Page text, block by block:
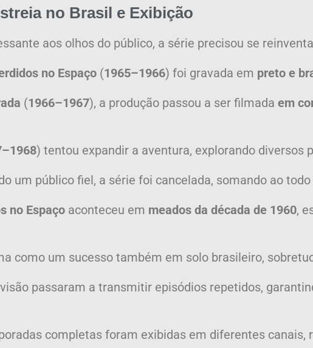
no Brasil e Exibição
aos olhos do público, a série precisou se
no Espaço (1965–1966) foi gravada em preto e
(1966–1967), a produção passou a ser filmada em
) tentou expandir a aventura, explorando diversos
um público fiel, a série foi cancelada, somando ao
no Espaço aconteceu em meados da década de 1960,
como um sucesso também em solo brasileiro,
passaram a transmitir episódios repetidos,
completas foram exibidas em diferentes